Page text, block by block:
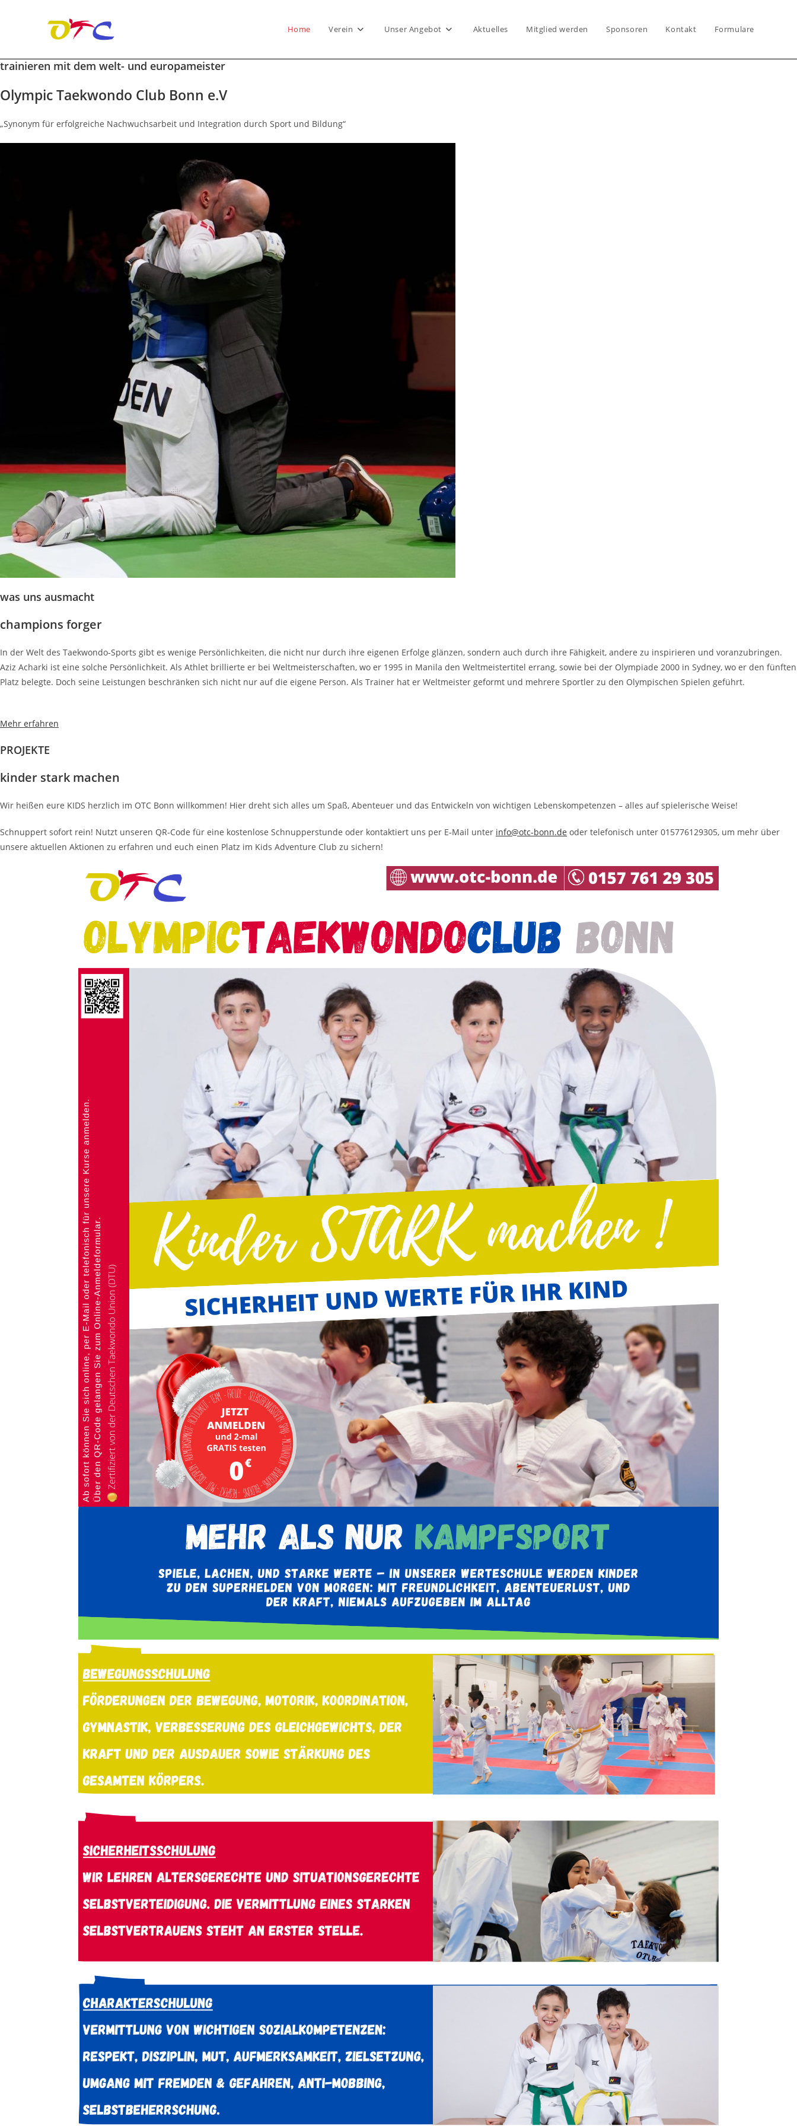
Zum
springen
Home Verein Unser Angebot Aktuelles Mitglied werden Sponsoren Kontakt Formulare
trainieren mit dem welt- und europameister
Olympic Taekwondo Club Bonn e.V
„Synonym für erfolgreiche Nachwuchsarbeit und Integration durch Sport und Bildung“
was uns ausmacht
champions forger
In der Welt des Taekwondo-Sports gibt es wenige Persönlichkeiten, die nicht nur durch ihre eigenen Erfolge glänzen, sondern auch durch ihre Fähigkeit, andere zu inspirieren und voranzubringen.
Aziz Acharki ist eine solche Persönlichkeit. Als Athlet brillierte er bei Weltmeisterschaften, wo er 1995 in Manila den Weltmeistertitel errang, sowie bei der Olympiade 2000 in Sydney, wo er den fünften
Platz belegte. Doch seine Leistungen beschränken sich nicht nur auf die eigene Person. Als Trainer hat er Weltmeister geformt und mehrere Sportler zu den Olympischen Spielen geführt.
Mehr erfahren
PROJEKTE
kinder stark machen
Wir heißen eure KIDS herzlich im OTC Bonn willkommen! Hier dreht sich alles um Spaß, Abenteuer und das Entwickeln von wichtigen Lebenskompetenzen – alles auf spielerische Weise!
Schnuppert sofort rein! Nutzt unseren QR-Code für eine kostenlose Schnupperstunde oder kontaktiert uns per E-Mail unter info@otc-bonn.de oder telefonisch unter 015776129305, um mehr über
unsere aktuellen Aktionen zu erfahren und euch einen Platz im Kids Adventure Club zu sichern!